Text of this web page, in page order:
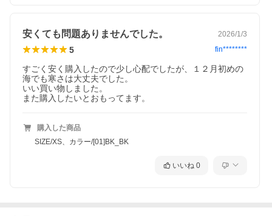
安くても問題ありませんでした。 2026/1/3
5 fin********
すごく安く購入したので少し心配でしたが、１２月初めの
海でも寒さは大丈夫でした。
いい買い物しました。
また購入したいとおもってます。
購入した商品
SIZE/XS、カラー/[01]BK_BK
いいね 0